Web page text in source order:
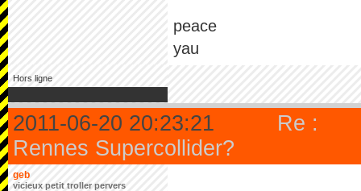
peace
yau
Hors ligne
2011-06-20 20:23:21
Re :
Rennes Supercollider?
geb
vicieux petit troller pervers